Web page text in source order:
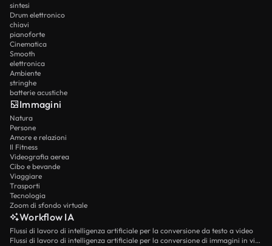
sintesi
Drum elettronico
chiavi
pianoforte
Cinematica
Smooth
elettronica
Ambiente
stringhe
batterie acustiche
Immagini
Natura
Persone
Amore e relazioni
Il Fitness
Videografia aerea
Cibo e bevande
Viaggiare
Trasporti
Tecnologia
Zoom di sfondo virtuale
Workflow IA
Flussi di lavoro di intelligenza artificiale per la conversione da testo a video
Flussi di lavoro di intelligenza artificiale per la conversione di immagini in video